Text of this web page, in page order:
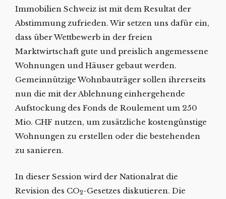
Immobilien Schweiz ist mit dem Resultat der
Abstimmung zufrieden. Wir setzen uns dafür ein,
dass über Wettbewerb in der freien
Marktwirtschaft gute und preislich angemessene
Wohnungen und Häuser gebaut werden.
Gemeinnützige Wohnbauträger sollen ihrerseits
nun die mit der Ablehnung einhergehende
Aufstockung des Fonds de Roulement um 250
Mio. CHF nutzen, um zusätzliche kostengünstige
Wohnungen zu erstellen oder die bestehenden
zu sanieren.
In dieser Session wird der Nationalrat die
Revision des CO2-Gesetzes diskutieren. Die